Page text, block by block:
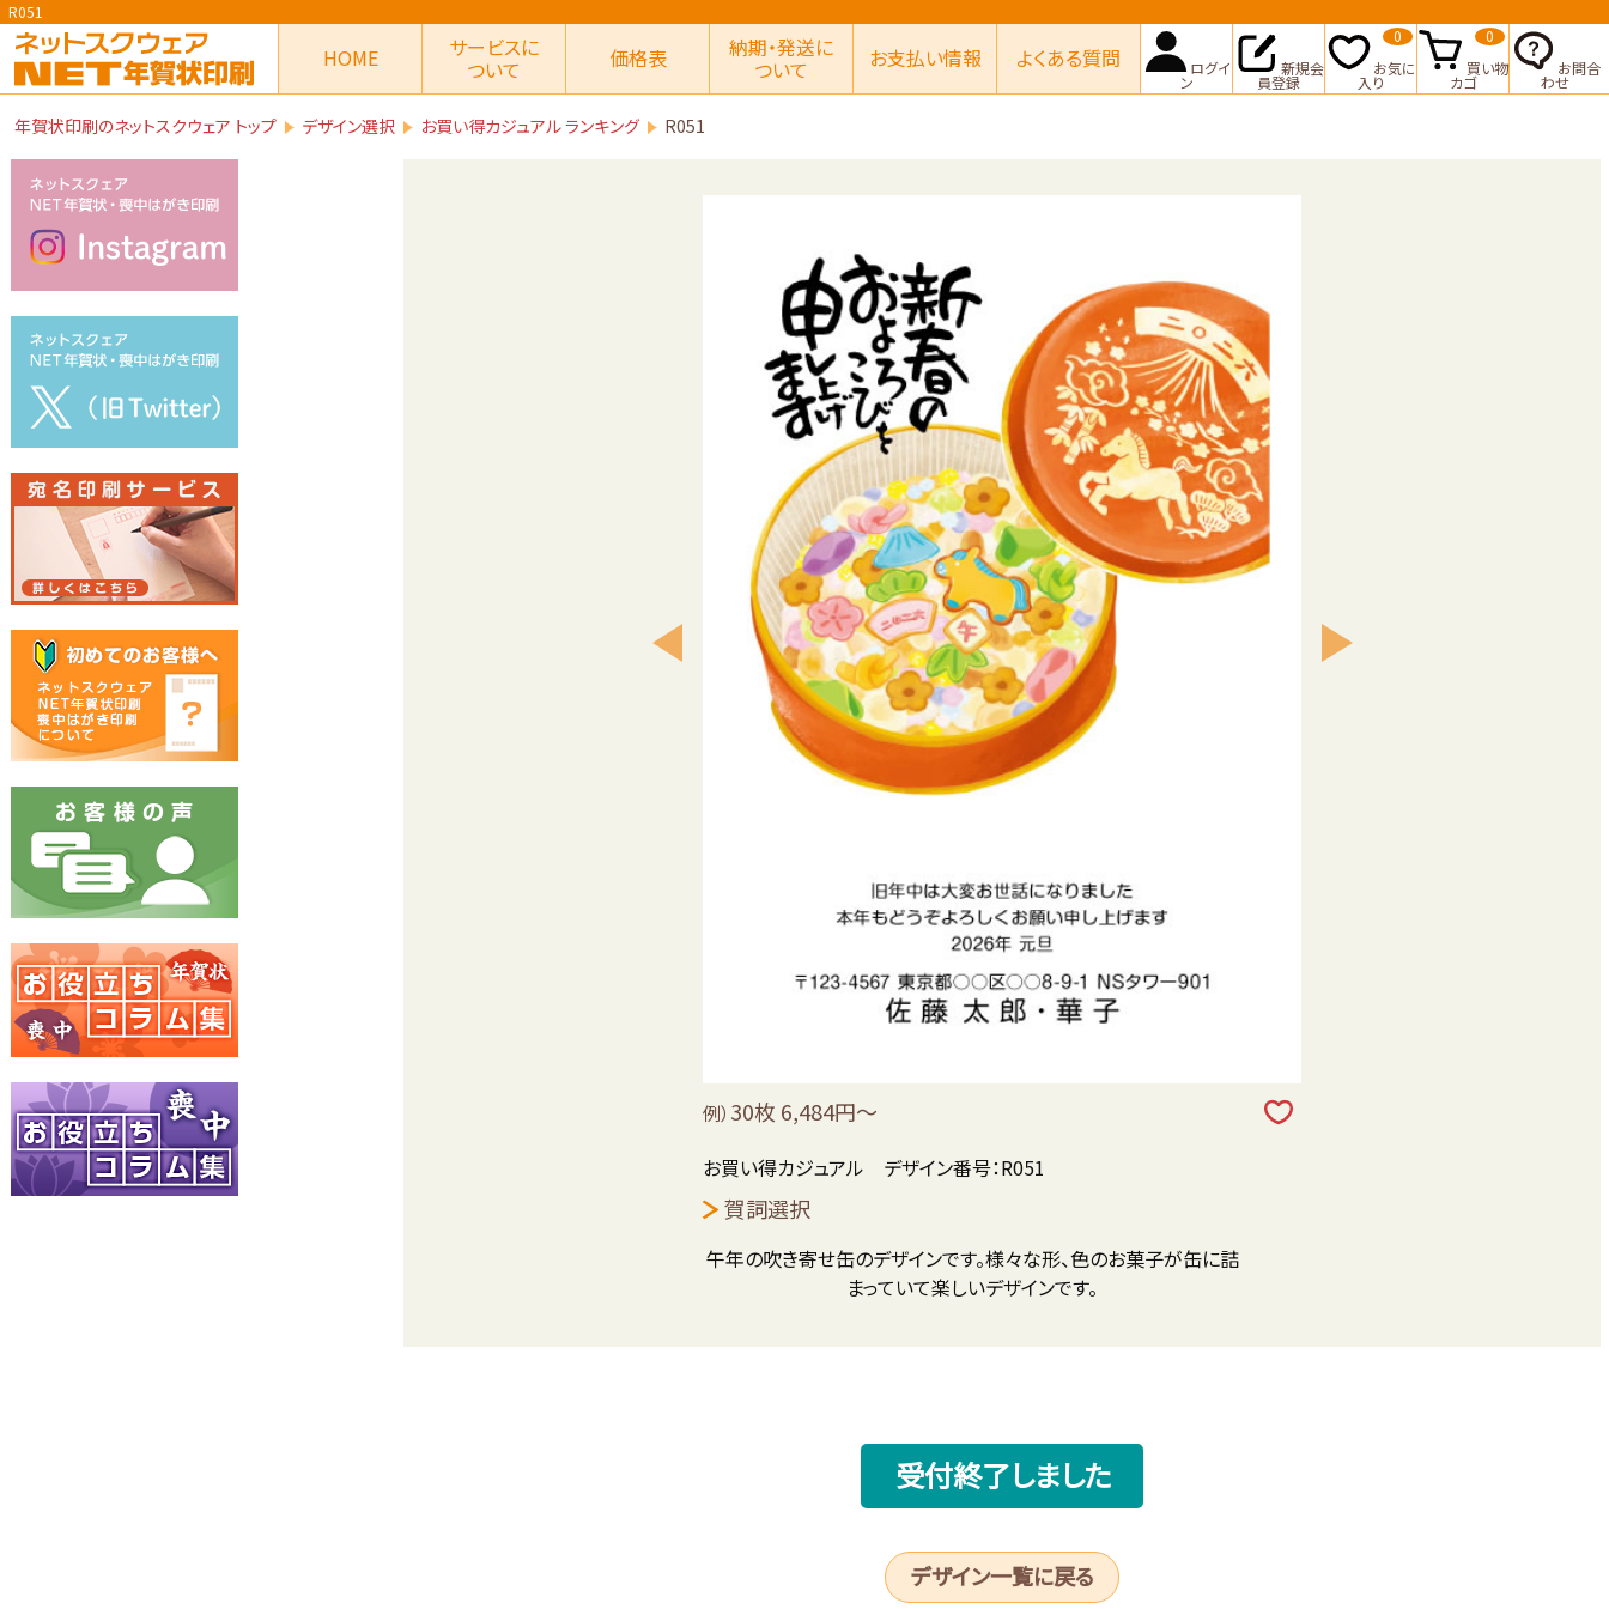
R051
HOME サービスに
ついて 価格表 納期・発送に
ついて お支払い情報 よくある質問 ログイ
ン
新規会
員登録
お気に
入り
0
買い物
カゴ
0
お問合
わせ
年賀状印刷のネットスクウェア トップ デザイン選択 お買い得カジュアル ランキング R051
例） 30枚 6,484円～
お買い得カジュアル デザイン番号：R051
賀詞選択
午年の吹き寄せ缶のデザインです。様々な形、色のお菓子が缶に詰
まっていて楽しいデザインです。
受付終了しました
デザイン一覧に戻る